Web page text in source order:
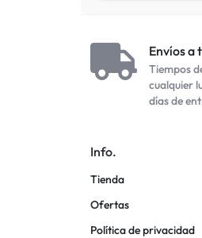
Envíos a
Tiempos
cualquier
días de
Info.
Tienda
Ofertas
Política de privacidad